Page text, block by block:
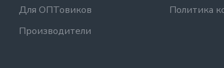
Для ОПТовиков
Производители
Политика